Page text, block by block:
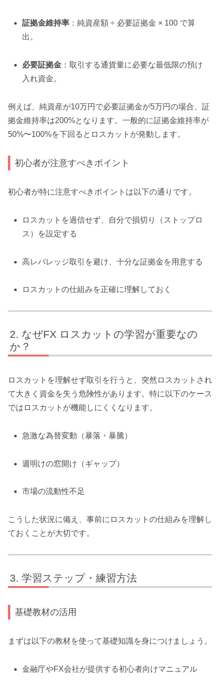
証拠金維持率 ：純資産額 ÷ 必要証拠金 × 100 で算
出。
必要証拠金 ：取引する通貨量に必要な最低限の預け
入れ資金。
例えば、純資産が10万円で必要証拠金が5万円の場合、証
拠金維持率は200%となります。一般的に証拠金維持率が
50%〜100%を下回るとロスカットが発動します。
初心者が注意すべきポイント
初心者が特に注意すべきポイントは以下の通りです。
ロスカットを過信せず、自分で損切り（ストップロ
ス）を設定する
高レバレッジ取引を避け、十分な証拠金を用意する
ロスカットの仕組みを正確に理解しておく
なぜFX ロスカットの学習が重要なの
か？
ロスカットを理解せず取引を行うと、突然ロスカットされ
て大きく資金を失う危険性があります。特に以下のケース
ではロスカットが機能しにくくなります。
急激な為替変動（暴落・暴騰）
週明けの窓開け（ギャップ）
市場の流動性不足
こうした状況に備え、事前にロスカットの仕組みを理解し
ておくことが大切です。
学習ステップ・練習方法
基礎教材の活用
まずは以下の教材を使って基礎知識を身につけましょう。
金融庁やFX会社が提供する初心者向けマニュアル